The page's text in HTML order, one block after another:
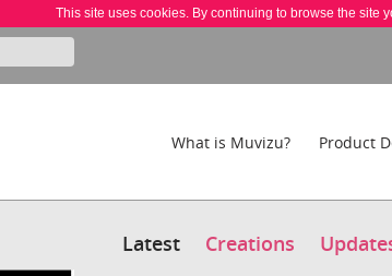
This site uses cookies. By continuing to browse the site
What is Muvizu? Product
Latest Creations